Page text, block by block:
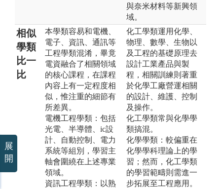
與奈米材料等新興領
域。
相似
學類
比一
比
本學類容易和電機、
電子、資訊、通訊等
工程學類混淆，畢竟
電資融合了相關領域
的核心課程，在課程
內容上有一定程度相
似，惟注重的細節有
所差異。
電機工程學類：包括
光電、半導體、ic設
計、自動控制、電力
系統等組別，學習主
軸會圍繞在上述專業
領域。
資訊工程學類：以熟
化工學類運用化學、
物理、數學、生物以
及工程的基礎原理去
設計工業產品與製
程，相關訓練則著重
於化學工廠營運相關
的設計、維護、控制
及操作。
化工學類常與化學學
類搞混。
化學學類：較偏重在
化學學科理論上的學
習；然而，化工學類
的學習範疇則需進一
步拓展至工程應用。
展
開